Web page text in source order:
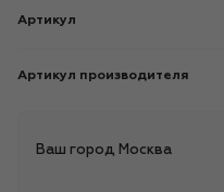
Артикул
Артикул производителя
Ваш город Москва